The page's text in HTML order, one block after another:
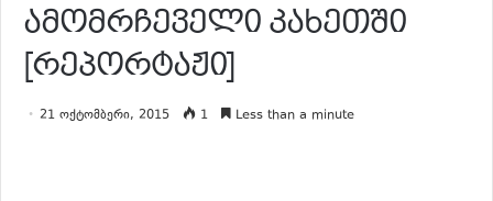
ამომრჩეველი კახეთში
[რეპორტაჟი]
21 ოქტომბერი, 2015 1 Less than a minute